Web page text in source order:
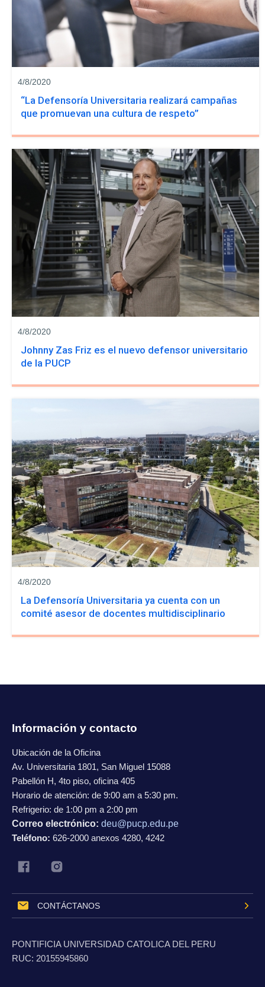
4/8/2020
“La Defensoría Universitaria realizará campañas
que promuevan una cultura de respeto”
4/8/2020
Johnny Zas Friz es el nuevo defensor universitario
de la PUCP
4/8/2020
La Defensoría Universitaria ya cuenta con un
comité asesor de docentes multidisciplinario
Información y contacto
Ubicación de la Oficina
Av. Universitaria 1801, San Miguel 15088
Pabellón H, 4to piso, oficina 405
Horario de atención: de 9:00 am a 5:30 pm.
Refrigerio: de 1:00 pm a 2:00 pm
Correo electrónico: deu@pucp.edu.pe
Teléfono: 626-2000 anexos 4280, 4242
CONTÁCTANOS
PONTIFICIA UNIVERSIDAD CATOLICA DEL PERU
RUC: 20155945860